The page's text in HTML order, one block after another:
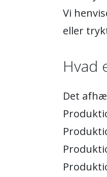
Vi
eller
Hvad
Det